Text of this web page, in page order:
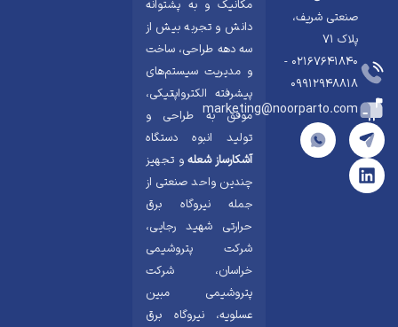
صنعتی شریف،
پلاک ۷۱
02167641840 -
09912948818
marketing@noorparto.com
مکانیک و به پشتوانه
دانش و تجربه بیش از
سه دهه طراحی، ساخت
و مدیریت سیستم‌های
پیشرفته الکترواپتیکی،
موفق به طراحی و
تولید انبوه دستگاه
آشکارساز شعله و تجهیز
چندین واحد صنعتی از
جمله نیروگاه برق
حرارتی شهید رجایی،
شرکت پتروشیمی
خراسان، شرکت
پتروشیمی مبین
عسلویه، نیروگاه برق